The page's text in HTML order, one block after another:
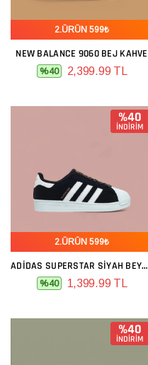
2.ÜRÜN 599₺
NEW BALANCE 9060 BEJ KAHVE
%40 2,399.99 TL
%40
İNDİRİM
2.ÜRÜN 599₺
ADIDAS SUPERSTAR SIYAH BEYAZ NUBUK
%40 1,399.99 TL
%40
İNDİRİM